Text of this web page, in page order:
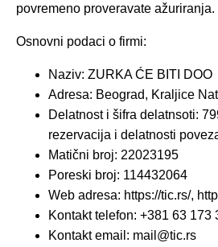
povremeno proveravate ažuriranja.
Osnovni podaci o firmi:
Naziv: ZURKA ĆE BITI DOO
Adresa: Beograd, Kraljice
Delatnost i šifra delatnsoti:
rezervacija i delatnosti
Matični broj: 22023195
Poreski broj: 114432064
Web adresa: https://tic.rs/,
Kontakt telefon: +381 63 173
Kontakt email: mail@tic.rs